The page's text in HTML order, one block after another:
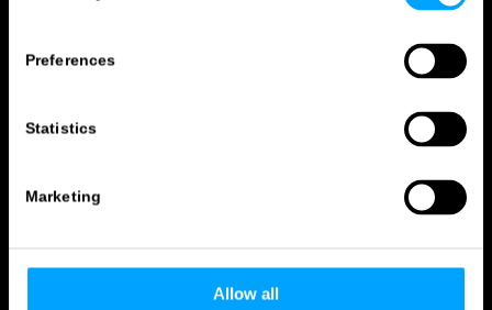
Preferences
Statistics
Marketing
Allow all